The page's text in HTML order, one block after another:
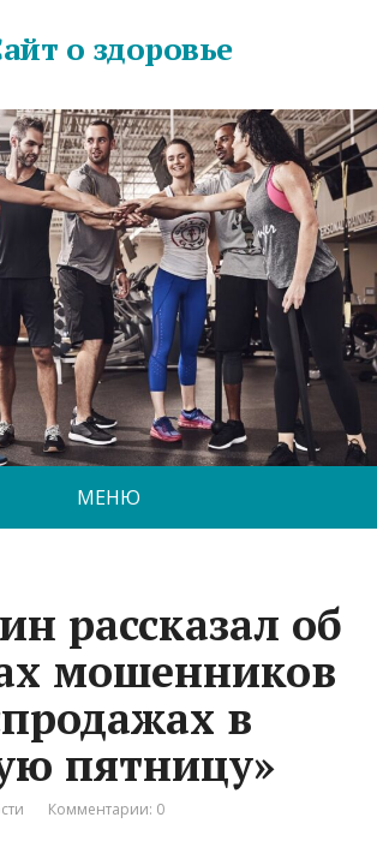
о здоровье
МЕНЮ
рассказал об
мошенников
в
пятницу»
Комментарии: 0